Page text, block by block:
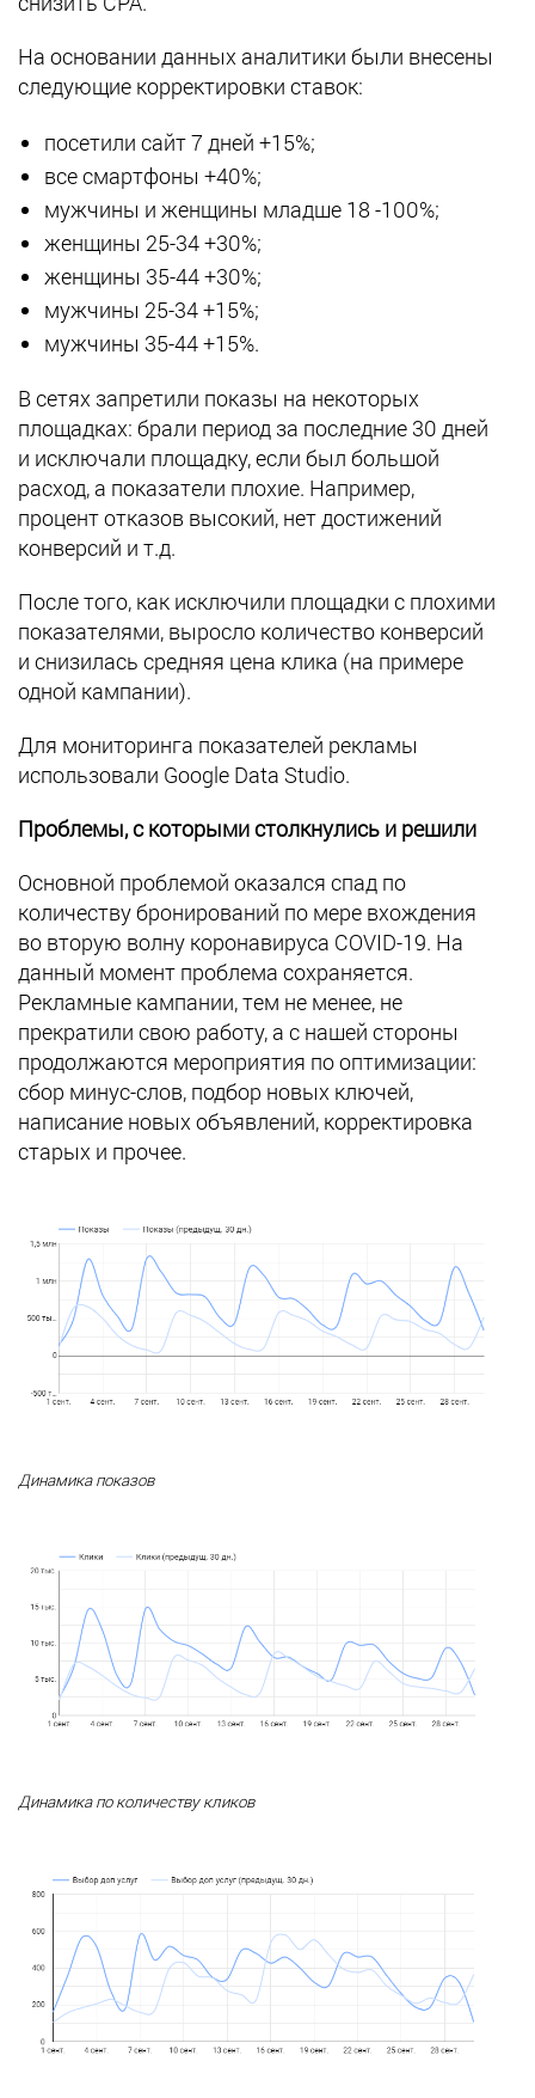
На основании данных аналитики были внесены
следующие корректировки ставок:
посетили сайт 7 дней +15%;
все смартфоны +40%;
мужчины и женщины младше 18 -100%;
женщины 25-34 +30%;
женщины 35-44 +30%;
мужчины 25-34 +15%;
мужчины 35-44 +15%.
В сетях запретили показы на некоторых
площадках: брали период за последние 30 дней
и исключали площадку, если был большой
расход, а показатели плохие. Например,
процент отказов высокий, нет достижений
конверсий и т.д.
После того, как исключили площадки с плохими
показателями, выросло количество конверсий
и снизилась средняя цена клика (на примере
одной кампании).
Для мониторинга показателей рекламы
использовали Google Data Studio.
Проблемы, с которыми столкнулись и решили
Основной проблемой оказался спад по
количеству бронирований по мере вхождения
во вторую волну коронавируса COVID-19. На
данный момент проблема сохраняется.
Рекламные кампании, тем не менее, не
прекратили свою работу, а с нашей стороны
продолжаются мероприятия по оптимизации:
сбор минус-слов, подбор новых ключей,
написание новых объявлений, корректировка
старых и прочее.
Динамика показов
Динамика по количеству кликов